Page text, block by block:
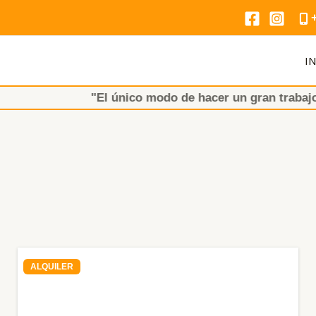
"El único modo de hacer un gran trabajo es
ALQUILER